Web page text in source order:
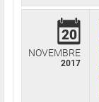
20
NOVEMBRE
2017